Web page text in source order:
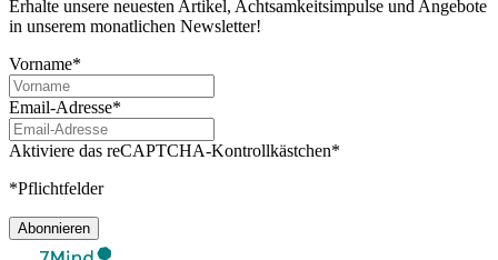
Erhalte unsere neuesten Artikel, Achtsamkeitsimpulse und Angebote
in unserem monatlichen Newsletter!
Vorname*
Email-Adresse*
Aktiviere das reCAPTCHA-Kontrollkästchen*
*Pflichtfelder
Abonnieren